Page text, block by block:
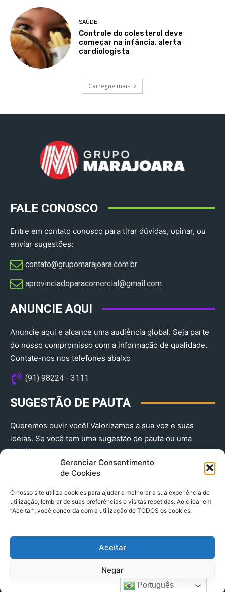
Gerenciar Consentimento
de Cookies
O nosso site utiliza cookies para ajudar a melhorar a sua experiência de
utilização, lembrar de suas preferências e visitas repetidas. Ao clicar em
“Aceitar”, você concorda com a utilização de TODOS os cookies.
Aceitar
Negar
SAÚDE
Controle do colesterol deve
começar na infância, alerta
cardiologista
Carregue mais
FALE CONOSCO
Entre em contato conosco para tirar dúvidas, opinar, ou
enviar sugestões:
contato@grupomarajoara.com.br
aprovinciadoparacomercial@gmail.com​
ANUNCIE AQUI
Anuncie aqui e alcance uma audiência global. Seja parte
do nosso compromisso com a informação de qualidade.
Contate-nos nos telefones abaixo
(91) 98224 - 3111
SUGESTÃO DE PAUTA
Queremos ouvir você! Valorizamos a sua voz e suas
ideias. Se você tem uma sugestão de pauta ou uma
história que merece ser contada, envie-nos agora!
(91) 98224 - 3111
© 2025 A Província do Pará CNPJ: 04.901.141/0001-36 End .
Trav. Quintino Bocaiuva 2301, Ed. Rogério Fernandez – Sala
2701- Cremação – CEP 66045.315
Português